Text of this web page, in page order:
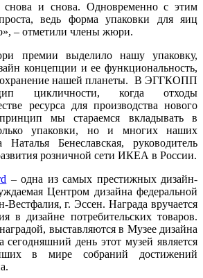
снова и снова. Одновременно с этим
ведь форма упаковки для яиц
– отметили члены жюри.
премии выделило нашу упаковку,
концепции и ее функциональность,
нашей планеты. В ЭГГКОПП
цикличности, когда отходы
ресурса для производства нового
мы стараемся вкладывать в
упаковки, но и многих наших
Наталья Бенеславская, руководитель
розничной сети ИКЕА в России.
– одна из самых престижных дизайн-
Центром дизайна федеральной
г. Эссен. Награда вручается
в дизайне потребительских товаров.
выставляются в Музее дизайна
день этот музей является
в мире собраний достижений